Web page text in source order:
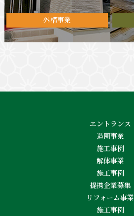
外構事業
エントランス
造園事業
施工事例
解体事業
施工事例
提携企業募集
リフォーム事業
施工事例